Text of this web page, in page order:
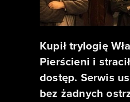
Kupił trylogię
Pierścieni i
dostęp. Serwis
bez żadnych